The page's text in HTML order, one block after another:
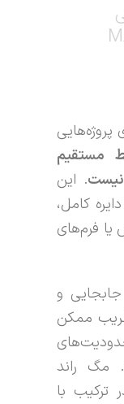
مستقیم
. این
کامل،
فرم‌های
و
ممکن
مگ راند
ترکیب با